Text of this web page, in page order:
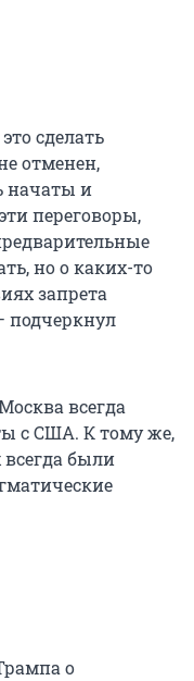
сделать
отменен,
начаты и
переговоры,
но о каких-то
запрета
подчеркнул
всегда
с США. К тому же,
были
о